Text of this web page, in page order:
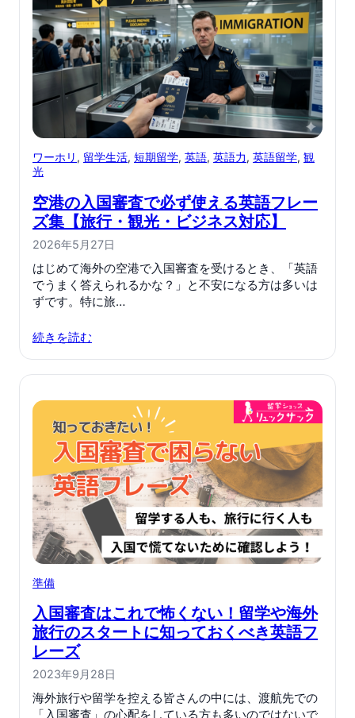
ワーホリ , 留学生活, 短期留学, 英語, 英語力, 英語留学, 観
光
空港の入国審査で必ず使える英語フレー
ズ集【旅行・観光・ビジネス対応】
2026年5月27日
はじめて海外の空港で入国審査を受けるとき、「英語
でうまく答えられるかな？」と不安になる方は多いは
ずです。特に旅…
続きを読む
準備
入国審査はこれで怖くない！留学や海外
旅行のスタートに知っておくべき英語フ
レーズ
2023年9月28日
海外旅行や留学を控える皆さんの中には、渡航先での
「入国審査」の心配をしている方も多いのではないで